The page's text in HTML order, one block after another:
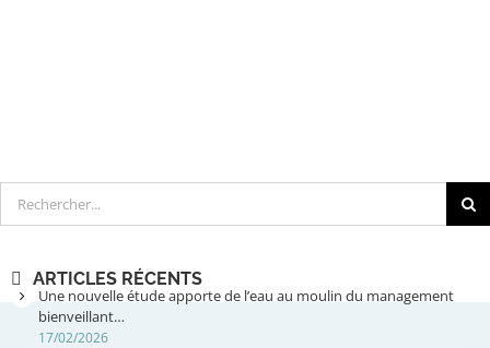
Rechercher
ARTICLES RÉCENTS
Une nouvelle étude apporte de l’eau au moulin du management
bienveillant…
17/02/2026